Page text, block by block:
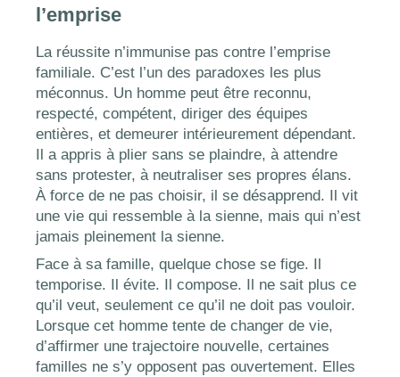
l’emprise
La réussite n’immunise pas contre l’emprise
familiale. C’est l’un des paradoxes les plus
méconnus. Un homme peut être reconnu,
respecté, compétent, diriger des équipes
entières, et demeurer intérieurement dépendant.
Il a appris à plier sans se plaindre, à attendre
sans protester, à neutraliser ses propres élans.
À force de ne pas choisir, il se désapprend. Il vit
une vie qui ressemble à la sienne, mais qui n’est
jamais pleinement la sienne.
Face à sa famille, quelque chose se fige. Il
temporise. Il évite. Il compose. Il ne sait plus ce
qu’il veut, seulement ce qu’il ne doit pas vouloir.
Lorsque cet homme tente de changer de vie,
d’affirmer une trajectoire nouvelle, certaines
familles ne s’y opposent pas ouvertement. Elles